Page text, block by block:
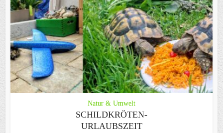
Natur & Umwelt
SCHILDKRÖTEN-
URLAUBSZEIT